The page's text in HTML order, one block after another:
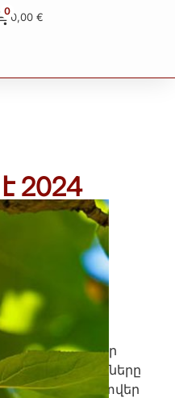
00,00€
2024
5-7
է նաև ձեր
Մյուս ապրանքները
առանձին պատվեր